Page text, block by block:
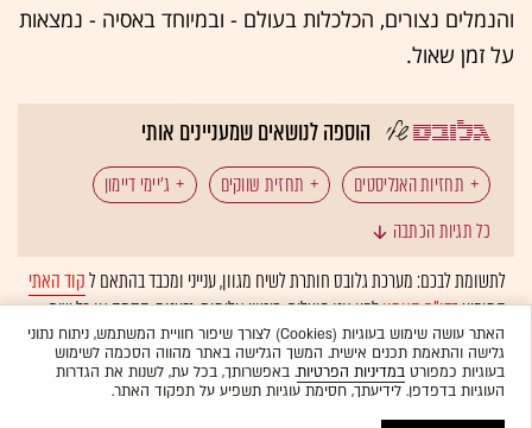
והנמלים נצורים, הכלכלות בעולם - ובמיוחד באסיה - נמצאות
על זמן שאול.
הוספה לנושאים שמעניינים אותי
תחזיות האנליסטים תחזית שווקים ג'יימי דיימון
סיטאדל המומלצות
כל תגיות הכתבה
לתשומת לבכם: מערכת גלובס חותרת לשיח מגוון, ענייני ומכבד בהתאם לקוד האתי
המופיעבדו"ח האמוןלפיו אנו פועלים. ביטויי אלימות, גזענות, הסתה או כל שיח
בלתי הולם אחר מסוננים בצורהאוטומטיתולא יפורסמו באתר.
האתר עושה שימוש בעוגיות (Cookies) לצורך שיפור חוויית המשתמש, ניתוח נתוני
גלישה והתאמת תכנים אישית. המשך הגלישה באתר מהווה הסכמה לשימוש
בעוגיות כמפורטבמדיניות הפרטיות. באפשרותך, בכל עת, לשנות את הגדרות
העוגיות בדפדפן. לידיעתך, חסימת עוגיות תשפיע על תפקוד האתר.